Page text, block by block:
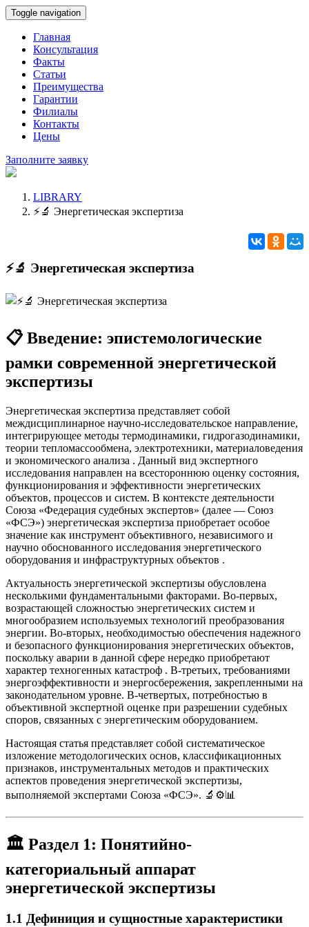
Toggle navigation
Главная
Консультация
Факты
Статьи
Преимущества
Гарантии
Филиалы
Контакты
Цены
Заполните заявку
LIBRARY
⚡🔬 Энергетическая экспертиза
⚡🔬 Энергетическая экспертиза
📋Введение: эпистемологические
рамки современной энергетической
экспертизы
Энергетическая экспертиза представляет собой
междисциплинарное научно-исследовательское направление,
интегрирующее методы термодинамики, гидрогазодинамики,
теории тепломассообмена, электротехники, материаловедения
и экономического анализа . Данный вид экспертного
исследования направлен на всестороннюю оценку состояния,
функционирования и эффективности энергетических
объектов, процессов и систем. В контексте деятельности
Союза «Федерация судебных экспертов» (далее — Союз
«ФСЭ») энергетическая экспертиза приобретает особое
значение как инструмент объективного, независимого и
научно обоснованного исследования энергетического
оборудования и инфраструктурных объектов .
Актуальность энергетической экспертизы обусловлена
несколькими фундаментальными факторами. Во-первых,
возрастающей сложностью энергетических систем и
многообразием используемых технологий преобразования
энергии. Во-вторых, необходимостью обеспечения надежного
и безопасного функционирования энергетических объектов,
поскольку аварии в данной сфере нередко приобретают
характер техногенных катастроф . В-третьих, требованиями
энергоэффективности и энергосбережения, закрепленными на
законодательном уровне. В-четвертых, потребностью в
объективной экспертной оценке при разрешении судебных
споров, связанных с энергетическим оборудованием.
Настоящая статья представляет собой систематическое
изложение методологических основ, классификационных
признаков, инструментальных методов и практических
аспектов проведения энергетической экспертизы,
выполняемой экспертами Союза «ФСЭ». 🔬⚙️📊
🏛️ Раздел 1: Понятийно-
категориальный аппарат
энергетической экспертизы
1.1 Дефиниция и сущностные характеристики